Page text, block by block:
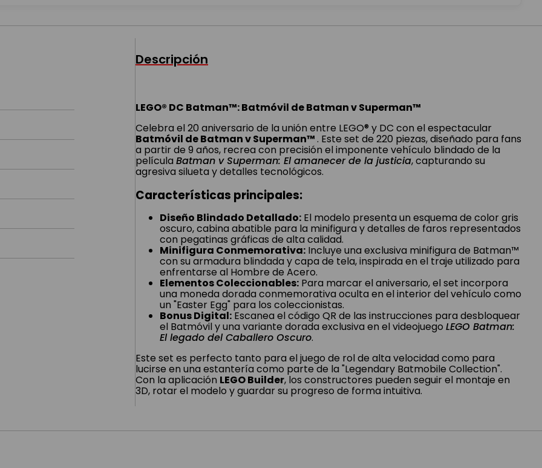
Descripción
LEGO® DC Batman™: Batmóvil de Batman v Superman™
Celebra el 20 aniversario de la unión entre LEGO® y DC con el espectacular
Batmóvil de Batman v Superman™. Este set de 220 piezas, diseñado para fans
a partir de 9 años, recrea con precisión el imponente vehículo blindado de la
película Batman v Superman: El amanecer de la justicia, capturando su
agresiva silueta y detalles tecnológicos.
Características principales:
Diseño Blindado Detallado: El modelo presenta un esquema de color gris
oscuro, cabina abatible para la minifigura y detalles de faros representados
con pegatinas gráficas de alta calidad.
Minifigura Conmemorativa: Incluye una exclusiva minifigura de Batman™
con su armadura blindada y capa de tela, inspirada en el traje utilizado para
enfrentarse al Hombre de Acero.
Elementos Coleccionables: Para marcar el aniversario, el set incorpora
una moneda dorada conmemorativa oculta en el interior del vehículo como
un "Easter Egg" para los coleccionistas.
Bonus Digital: Escanea el código QR de las instrucciones para desbloquear
el Batmóvil y una variante dorada exclusiva en el videojuego LEGO Batman:
El legado del Caballero Oscuro.
Este set es perfecto tanto para el juego de rol de alta velocidad como para
lucirse en una estantería como parte de la "Legendary Batmobile Collection".
Con la aplicación LEGO Builder, los constructores pueden seguir el montaje en
3D, rotar el modelo y guardar su progreso de forma intuitiva.